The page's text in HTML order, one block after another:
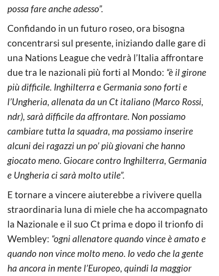
possa fare anche adesso”.
Confidando in un futuro roseo, ora bisogna
concentrarsi sul presente, iniziando dalle gare di
una Nations League che vedrà l’Italia affrontare
due tra le nazionali più forti al Mondo: “è il girone
più difficile. Inghilterra e Germania sono forti e
l’Ungheria, allenata da un Ct italiano (Marco Rossi,
ndr), sarà difficile da affrontare. Non possiamo
cambiare tutta la squadra, ma possiamo inserire
alcuni dei ragazzi un po’ più giovani che hanno
giocato meno. Giocare contro Inghilterra, Germania
e Ungheria ci sarà molto utile”.
E tornare a vincere aiuterebbe a rivivere quella
straordinaria luna di miele che ha accompagnato
la Nazionale e il suo Ct prima e dopo il trionfo di
Wembley: “ogni allenatore quando vince è amato e
quando non vince molto meno. Io vedo che la gente
ha ancora in mente l’Europeo, quindi la maggior